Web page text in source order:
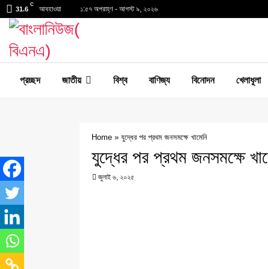
31.6
C
আবহাওয়া ১:৫৭ অপরাহ্ণ - আগস্ট ৯, ২০২৬
প্রচ্ছদ জাতীয় বিশ্ব বাণিজ্য বিনোদন খেলাধূলা
Home » যুদ্ধের পর প্রথম জনসমক্ষে খামেনি
যুদ্ধের পর প্রথম জনসমক্ষে
জুলাই ৬, ২০২৫